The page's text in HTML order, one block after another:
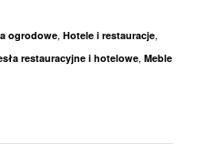
ogrodowe, Hotele i restauracje,
restauracyjne i hotelowe, Meble